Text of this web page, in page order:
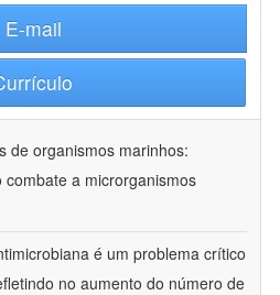
E-mail
de organismos marinhos:
a microrganismos
é um problema crítico
no aumento do número de